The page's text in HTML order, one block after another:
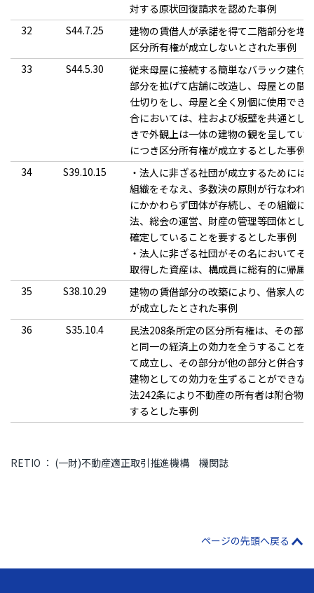
対する原状回復請求を認めた事例
32
S44.7.25
建物の賃借人が承諾を得て二階部分を増
区分所有権が成立しないとされた事例
33
S44.5.30
従来母屋に接続する簡単なバラック建付
部分を拡げて店舗に改造し、母屋との間
仕切りをし、母屋と全く別個に使用でき
合においては、柱および板壁を共通とし
きで外観上は一体の建物の観を呈してい
につき区分所有権が成立するとした事例
34
S39.10.15
・法人に非ざる社団が成立するためには
組織をそなえ、多数決の原則が行なわれ
にかかわらず団体が存続し、その組織に
法、総会の運営、財産の管理等団体とし
確定していることを要するとした事例
・法人に非ざる社団がその名においてそ
取得した資産は、構成員に総有的に帰属
35
S38.10.29
建物の賃借部分の改築により、借家人の
が成立したとされた事例
36
S35.10.4
民法208条所定の区分所有権は、その部
と同一の経済上の効力を全うすることを
て成立し、その部分が他の部分と併合す
建物としての効力を生ずることができな
法242条により不動産の所有者は附合物
するとした事例
RETIO ： (一財)不動産適正取引推進機構 機関誌
ページの先頭へ戻る